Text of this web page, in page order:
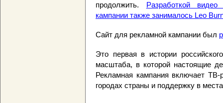
продолжить. Разработкой
кампании также занималось Leo
Сайт для рекламной кампании был
Это первая в истории
масштаба, в которой настоящие
Рекламная кампания включает
городах страны и поддержку в